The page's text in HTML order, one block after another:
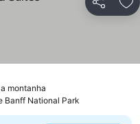
Partilhar
montanha
Banff National Park